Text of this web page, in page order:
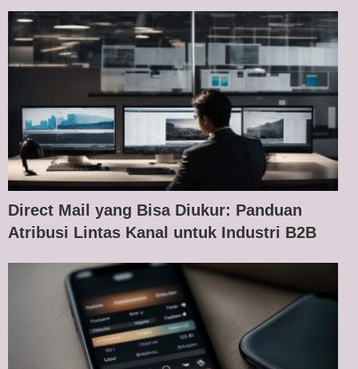
Direct Mail yang Bisa Diukur: Panduan
Atribusi Lintas Kanal untuk Industri B2B